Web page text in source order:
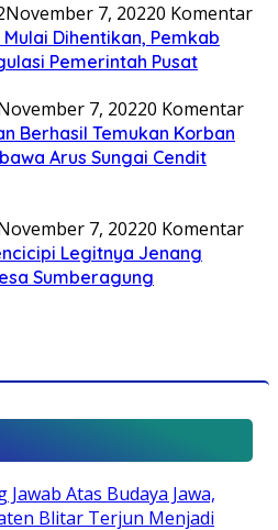
November 7, 20220 Komentar
Dihentikan, Pemkab
Pemerintah Pusat
7, 20220 Komentar
Berhasil Temukan Korban
Arus Sungai Cendit
7, 20220 Komentar
Legitnya Jenang
Sumberagung